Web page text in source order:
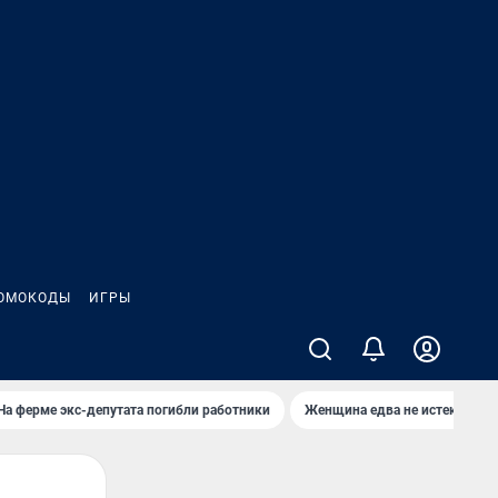
ИГРЫ
ферме экс-депутата погибли работники Женщина едва не истекла